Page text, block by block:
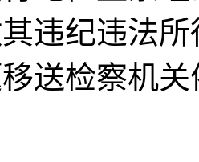
违纪违法
送检察机